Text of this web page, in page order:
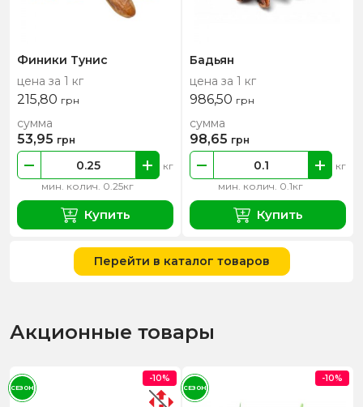
Финики Тунис
цена за 1 кг
215,80 грн
мин. колич. 0.25кг
кг
сумма
53,95 грн
Купить
Бадьян
цена за 1 кг
986,50 грн
мин. колич. 0.1кг
кг
сумма
98,65 грн
Купить
Перейти в каталог товаров
Акционные товары
-10%
СЕЗОН
-10%
СЕЗОН